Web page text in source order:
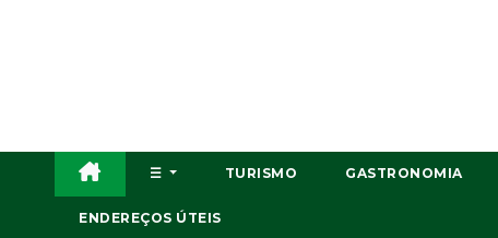
☰ TURISMO GASTRONOMIA
ENDEREÇOS ÚTEIS